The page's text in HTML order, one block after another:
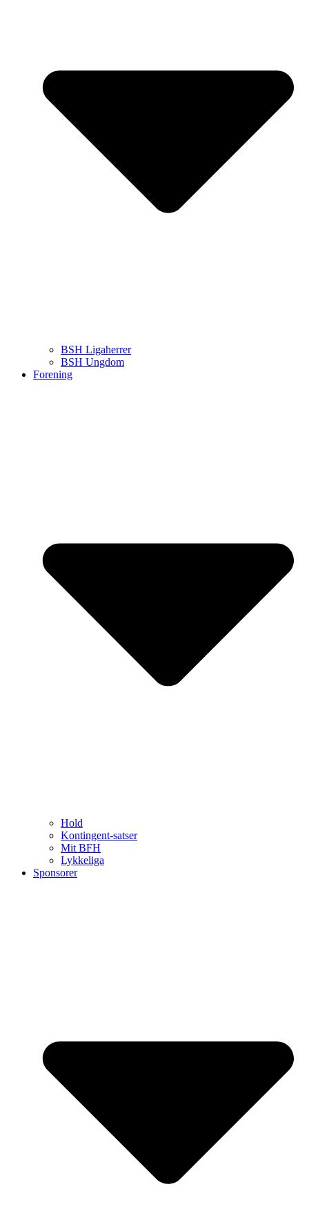
BSH Ligaherrer
BSH Ungdom
Forening
Hold
Kontingent-satser
Mit BFH
Lykkeliga
Sponsorer